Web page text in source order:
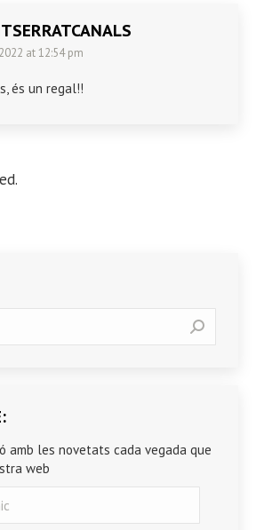
at 12:54 pm
és un regal!!
amb les novetats cada vegada que
web